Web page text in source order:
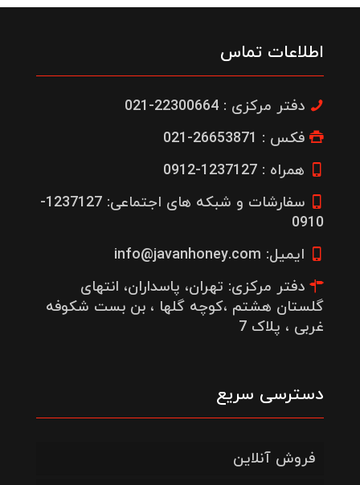
اطلاعات تماس
دفتر مرکزی : 22300664-021
فکس : 26653871-021
همراه : 1237127-0912
سفارشات و شبکه های اجتماعی: 1237127-
0910
ایمیل: info@javanhoney.com
دفتر مرکزی: تهران، پاسداران، انتهای
گلستان هشتم ،کوچه گلها ، بن بست شکوفه
غربی ، پلاک 7
دسترسی سریع
فروش آنلاین